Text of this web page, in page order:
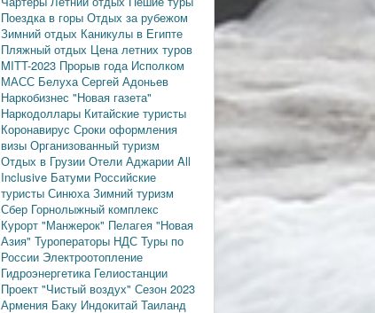
Поездка в горы Отдых за рубежом
Зимний отдых Каникулы в Египте
Пляжный отдых Цена летних туров
MITT-2023 Прорыв года Исполком
МАСС БелухаСергей Адоньев
Наркобизнес "Новая газета"
Наркодоллары Китайские туристы
Коронавирус Сроки оформления
визы Организованный туризм
Отдых в Грузии Отели Аджарии All
Inclusive Батуми Российские
туристы СинюхаЗимний туризм
Сбер Горнолыжный комплекс
Курорт "Манжерок" Пелагея "Новая
Азия" Туроператоры НДС Туры по
России Электроотопление
Гидроэнергетика Гелиостанции
Проект "Чистый воздух" Сезон 2023
Армения Баку Индокитай Таиланд